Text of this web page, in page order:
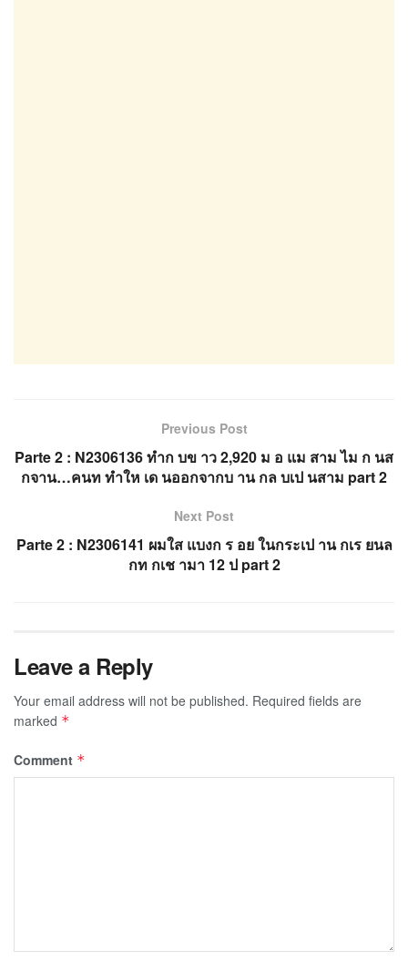
Previous Post
Parte 2 : N2306136 ทำก บข าว 2,920 ม อ แม สาม ไม ก นส
กจาน…คนท ทำให เด นออกจากบ าน กล บเป นสาม part 2
Next Post
Parte 2 : N2306141 ผมใส แบงก ร อย ในกระเป าน กเร ยนล
กท กเช ามา 12 ป part 2
Leave a Reply
Your email address will not be published. Required fields are
marked *
Comment *